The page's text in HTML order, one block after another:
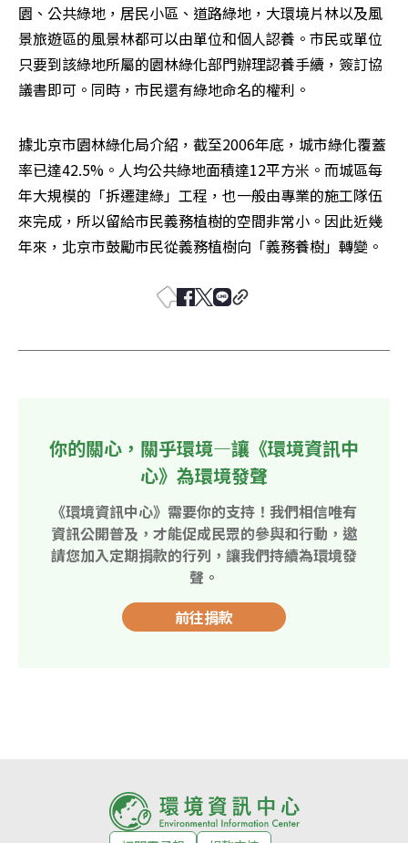
園、公共綠地，居民小區、道路綠地，大環境片林以及風
景旅遊區的風景林都可以由單位和個人認養。市民或單位
只要到該綠地所屬的園林綠化部門辦理認養手續，簽訂協
議書即可。同時，市民還有綠地命名的權利。
據北京市園林綠化局介紹，截至2006年底，城市綠化覆蓋
率已達42.5%。人均公共綠地面積達12平方米。而城區每
年大規模的「拆遷建綠」工程，也一般由專業的施工隊伍
來完成，所以留給市民義務植樹的空間非常小。因此近幾
年來，北京市鼓勵市民從義務植樹向「義務養樹」轉變。
你的關心，關乎環境—讓《環境資訊中
心》為環境發聲
《環境資訊中心》需要你的支持！我們相信唯有
資訊公開普及，才能促成民眾的參與和行動，邀
請您加入定期捐款的行列，讓我們持續為環境發
聲。
前往捐款